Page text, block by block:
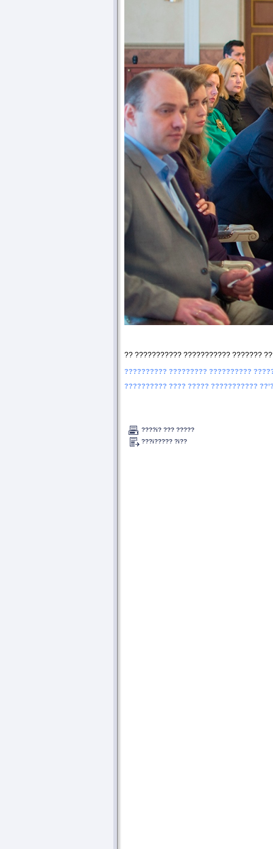
?? ??????????? ??????????? ???????
?????????? ????????? ??????????
?????????? ???? ????? ???????????
????i? ??? ?????
???i????? ?i??